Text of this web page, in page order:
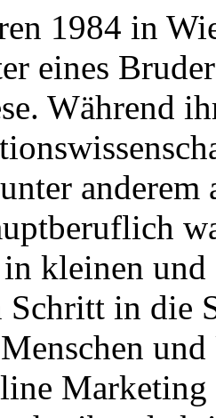
1984 in
eines
Während
kleinen und
Schritt in die